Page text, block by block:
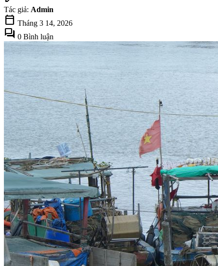
Tác giả: Admin
calendar_today Tháng 3 14, 2026
forum 0 Bình luận